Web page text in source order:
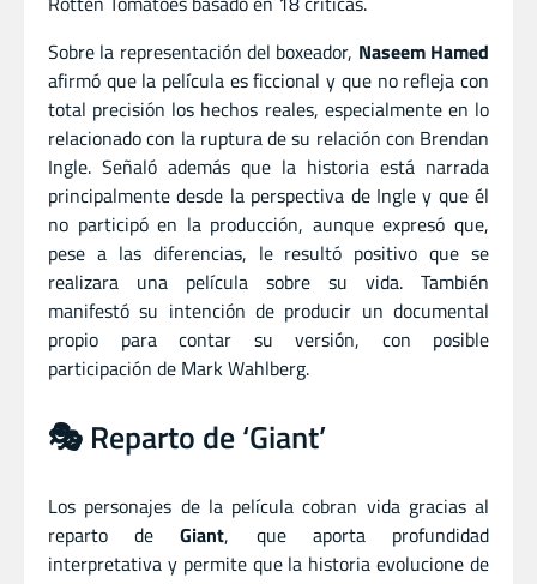
Sobre la representación del boxeador, Naseem Hamed
afirmó que la película es ficcional y que no refleja con
total precisión los hechos reales, especialmente en lo
relacionado con la ruptura de su relación con Brendan
Ingle. Señaló además que la historia está narrada
principalmente desde la perspectiva de Ingle y que él
no participó en la producción, aunque expresó que,
pese a las diferencias, le resultó positivo que se
realizara una película sobre su vida. También
manifestó su intención de producir un documental
propio para contar su versión, con posible
participación de Mark Wahlberg.
🎭 Reparto de ‘Giant’
Los personajes de la película cobran vida gracias al
reparto deGiant, que aporta profundidad
interpretativa y permite que la historia evolucione de